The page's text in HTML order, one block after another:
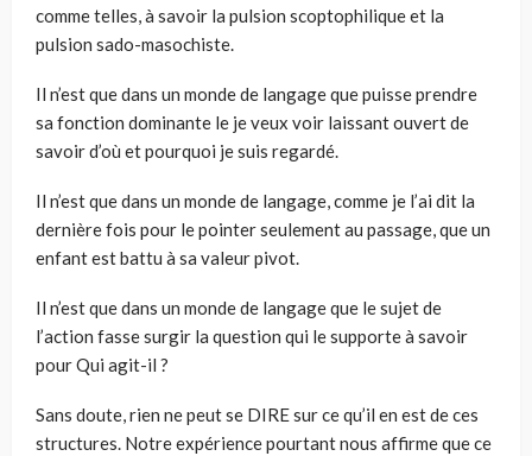
comme telles, à savoir la pulsion scoptophilique et la
pulsion sado-masochiste.
Il n’est que dans un monde de langage que puisse prendre
sa fonction dominante le je veux voir laissant ouvert de
savoir d’où et pourquoi je suis regardé.
Il n’est que dans un monde de langage, comme je l’ai dit la
dernière fois pour le pointer seulement au passage, que un
enfant est battu à sa valeur pivot.
Il n’est que dans un monde de langage que le sujet de
l’action fasse surgir la question qui le supporte à savoir
pour Qui agit-il ?
Sans doute, rien ne peut se DIRE sur ce qu’il en est de ces
structures. Notre expérience pourtant nous affirme que ce